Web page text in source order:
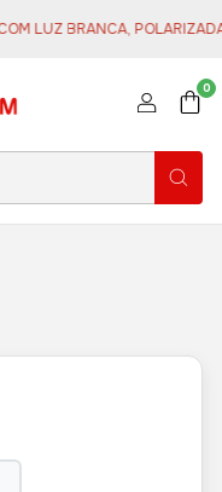
BRANCA, POLARIZADA E/
0